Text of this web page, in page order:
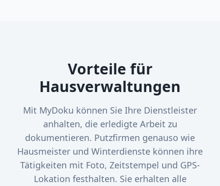
Vorteile für
Hausverwaltungen
Mit MyDoku können Sie Ihre Dienstleister
anhalten, die erledigte Arbeit zu
dokumentieren. Putzfirmen genauso wie
Hausmeister und Winterdienste können ihre
Tätigkeiten mit Foto, Zeitstempel und GPS-
Lokation festhalten. Sie erhalten alle